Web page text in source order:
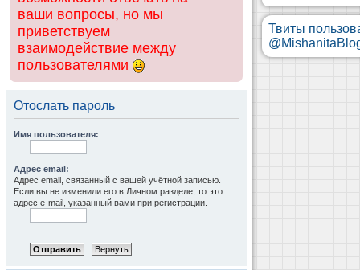
ваши вопросы, но мы
приветствуем
взаимодействие между
пользователями
Отослать пароль
Имя пользователя:
Адрес email:
Адрес email, связанный с вашей учётной записью.
Если вы не изменили его в Личном разделе, то это
адрес e-mail, указанный вами при регистрации.
Твиты